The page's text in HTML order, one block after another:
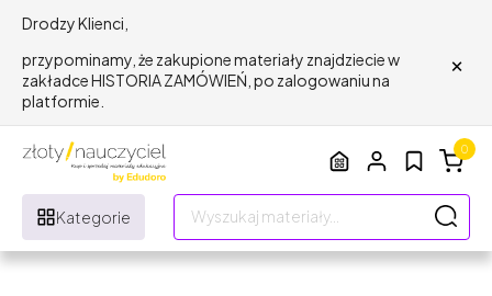
Drodzy Klienci,
przypominamy, że zakupione materiały znajdziecie w
zakładce HISTORIA ZAMÓWIEŃ, po zalogowaniu na
platformie.
×
Kategorie
0